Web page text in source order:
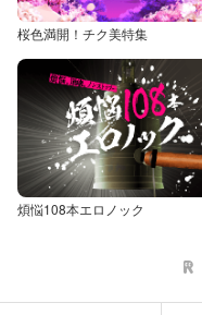
桜色満開！チク美特集
煩悩108本エロノック